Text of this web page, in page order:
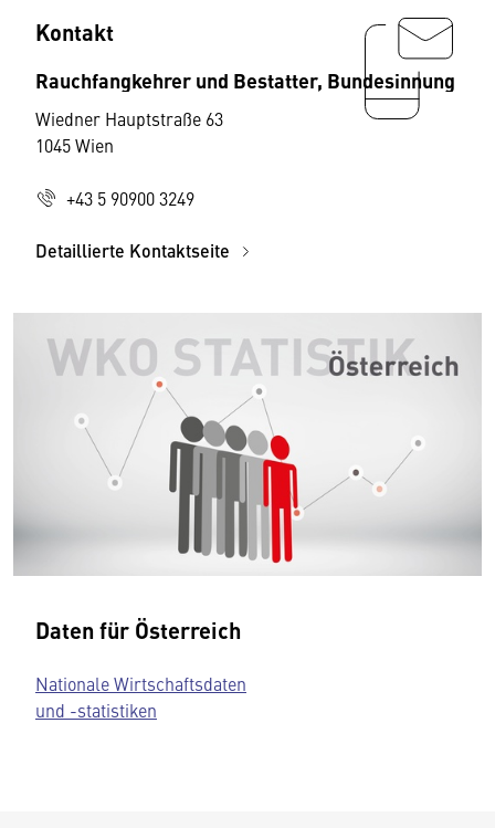
Kontakt
Rauchfangkehrer und Bestatter, Bundesinnung
Wiedner Hauptstraße 63
1045 Wien
+43 5 90900 3249
Detaillierte Kontaktseite
Daten für Österreich
Nationale Wirtschaftsdaten
und -statistiken